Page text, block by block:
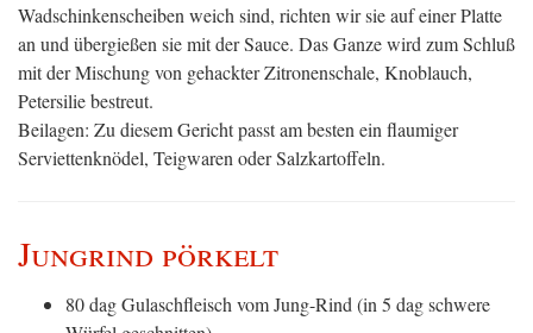
Wadschinkenscheiben weich sind, richten wir sie auf einer Platte
an und übergießen sie mit der Sauce. Das Ganze wird zum Schluß
mit der Mischung von gehackter Zitronenschale, Knoblauch,
Petersilie bestreut.
Beilagen: Zu diesem Gericht passt am besten ein flaumiger
Serviettenknödel, Teigwaren oder Salzkartoffeln.
Jungrind pörkelt
80 dag Gulaschfleisch vom Jung-Rind (in 5 dag schwere